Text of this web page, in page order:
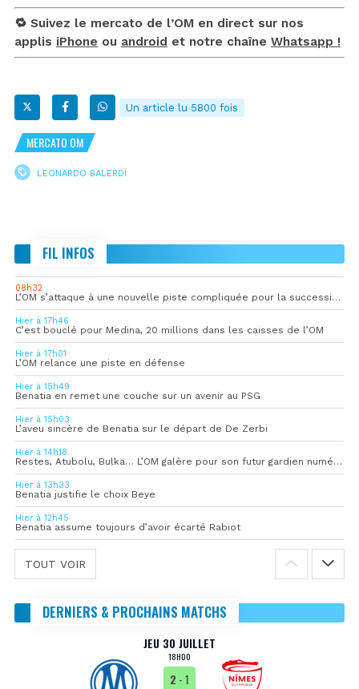
🔁 Suivez le mercato de l’OM en direct sur nos
applis iPhone ou android et notre chaîne Whatsapp !
Un article lu 5800 fois
MERCATO OM
LEONARDO BALERDI
FIL INFOS
08h32
L’OM s’attaque à une nouvelle piste compliquée pour la succession de Rulli
Hier à 17h46
C’est bouclé pour Medina, 20 millions dans les caisses de l’OM
Hier à 17h01
L’OM relance une piste en défense
Hier à 15h49
Benatia en remet une couche sur un avenir au PSG
Hier à 15h03
L’aveu sincère de Benatia sur le départ de De Zerbi
Hier à 14h18
Restes, Atubolu, Bulka… L’OM galère pour son futur gardien numéro 1
Hier à 13h33
Benatia justifie le choix Beye
Hier à 12h45
Benatia assume toujours d’avoir écarté Rabiot
TOUT VOIR
DERNIERS & PROCHAINS MATCHS
JEU 30 JUILLET
18H00
2 - 1